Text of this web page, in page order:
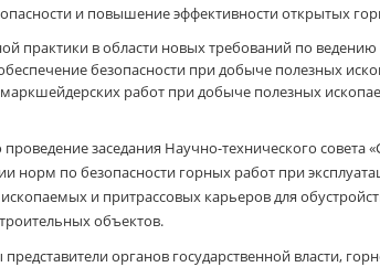
и повышение эффективности открытых
практики в области новых требований по
безопасности при добыче полезных
маркшейдерских работ при добыче полезных
заседания Научно-технического совета
норм по безопасности горных работ при
и притрассовых карьеров для
объектов.
органов государственной власти,